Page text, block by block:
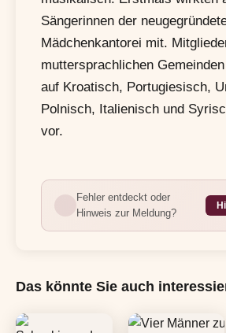
Sängerinnen der
Mädchenkantorei mit.
muttersprachlichen
auf Kroatisch, Portugiesisch,
Polnisch, Italienisch und
vor.
Fehler entdeckt oder
Hinweis zur Meldung?
Das könnte Sie auch